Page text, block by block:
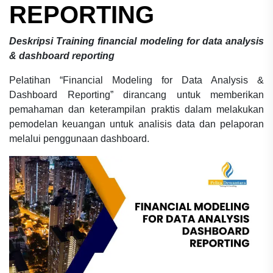
REPORTING
Deskripsi Training financial modeling for data analysis
& dashboard reporting
Pelatihan “Financial Modeling for Data Analysis &
Dashboard Reporting” dirancang untuk memberikan
pemahaman dan keterampilan praktis dalam melakukan
pemodelan keuangan untuk analisis data dan pelaporan
melalui penggunaan dashboard.